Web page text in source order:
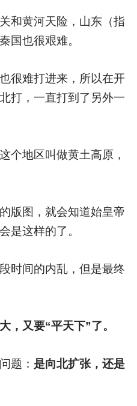
和黄河天险，山东（指
国也很艰难。
很难打进来，所以在开
打，一直打到了另外一
个地区叫做黄土高原，
版图，就会知道始皇帝
是这样的了。
时间的内乱，但是最终
，又要“平天下”了。
题： 是向北扩张，还是